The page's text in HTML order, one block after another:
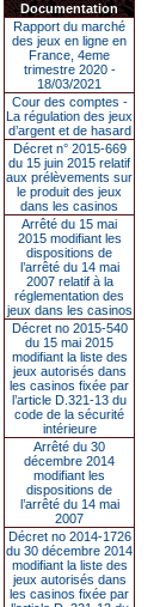
Documentation
Rapport du marché
des jeux en ligne en
France, 4eme
trimestre 2020 -
18/03/2021
Cour des comptes -
La régulation des jeux
d’argent et de hasard
Décret n° 2015-669
du 15 juin 2015 relatif
aux prélèvements sur
le produit des jeux
dans les casinos
Arrêté du 15 mai
2015 modifiant les
dispositions de
l’arrêté du 14 mai
2007 relatif à la
réglementation des
jeux dans les casinos
Décret no 2015-540
du 15 mai 2015
modifiant la liste des
jeux autorisés dans
les casinos fixée par
l’article D.321-13 du
code de la sécurité
intérieure
Arrêté du 30
décembre 2014
modifiant les
dispositions de
l’arrêté du 14 mai
2007
Décret no 2014-1726
du 30 décembre 2014
modifiant la liste des
jeux autorisés dans
les casinos fixée par